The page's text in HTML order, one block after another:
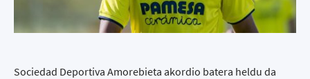
Sociedad Deportiva Amorebieta akordio batera heldu da